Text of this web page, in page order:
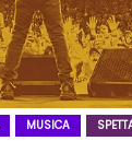
MUSICA